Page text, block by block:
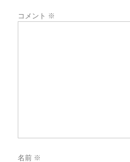
コメント ※
名前 ※